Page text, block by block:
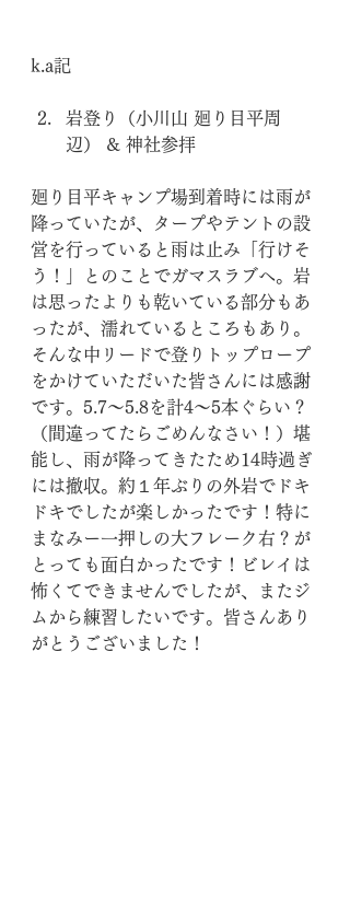
k.a記
岩登り（小川山 廻り目平周
辺） & 神社参拝
廻り目平キャンプ場到着時には雨が
降っていたが、タープやテントの設
営を行っていると雨は止み「行けそ
う！」とのことでガマスラブへ。岩
は思ったよりも乾いている部分もあ
ったが、濡れているところもあり。
そんな中リードで登りトップロープ
をかけていただいた皆さんには感謝
です。5.7～5.8を計4～5本ぐらい？
（間違ってたらごめんなさい！）堪
能し、雨が降ってきたため14時過ぎ
には撤収。約１年ぶりの外岩でドキ
ドキでしたが楽しかったです！特に
まなみー一押しの大フレーク右？が
とっても面白かったです！ビレイは
怖くてできませんでしたが、またジ
ムから練習したいです。皆さんあり
がとうございました！